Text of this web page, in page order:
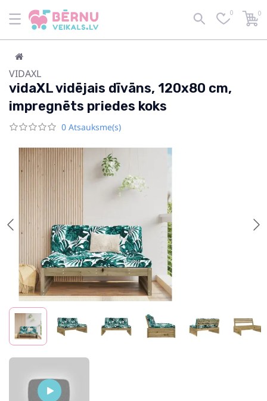
0 0
VIDAXL
vidaXL vidējais dīvāns, 120x80 cm,
impregnēts priedes koks
0 Atsauksme(s)